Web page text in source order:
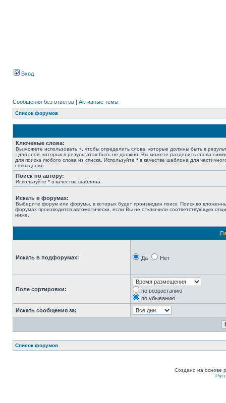
Вход
Сообщения без ответов | Активные темы
Список форумов
Ключевые слова:
Вы можете использовать + , чтобы определить слова, которые должны быть в
- для слов, которых в результатах быть не должно. Вы можете разделить слова
для поиска любого слова из списка. Используйте * в качестве шаблона для
совпадения.
Поиск по автору:
Используйте * в качестве шаблона.
Искать в форумах:
Выберите форум или форумы, в которых будет произведен поиск. Поиск во
форумах производится автоматически, если Вы не отключили соответствующую
ниже.
Искать в подфорумах: Да Нет
Поле сортировки:
по возрастанию
по убыванию
Искать сообщения за:
Список форумов
Создано на основе